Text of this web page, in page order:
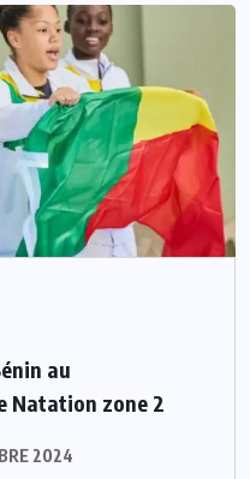
au
Natation zone 2
2024